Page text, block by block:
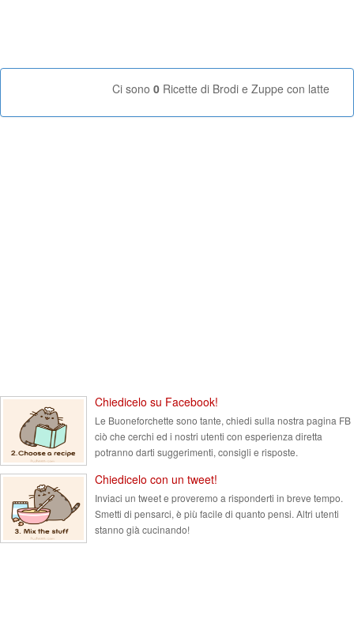
Ci sono 0 Ricette di Brodi e Zuppe con latte
Chiedicelo su Facebook!
Le Buoneforchette sono tante, chiedi sulla nostra pagina FB
ciò che cerchi ed i nostri utenti con esperienza diretta
potranno darti suggerimenti, consigli e risposte.
Chiedicelo con un tweet!
Inviaci un tweet e proveremo a risponderti in breve tempo.
Smetti di pensarci, è più facile di quanto pensi. Altri utenti
stanno già cucinando!